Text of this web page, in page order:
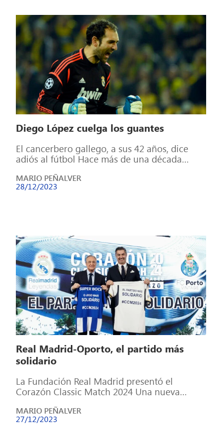
Diego López cuelga los guantes
El cancerbero gallego, a sus 42 años, dice
adiós al fútbol Hace más de una década
MARIO PEÑALVER
28/12/2023
Real Madrid-Oporto, el partido más
solidario
La Fundación Real Madrid presentó el
Corazón Classic Match 2024 Una nueva
fecha […]
MARIO PEÑALVER
27/12/2023